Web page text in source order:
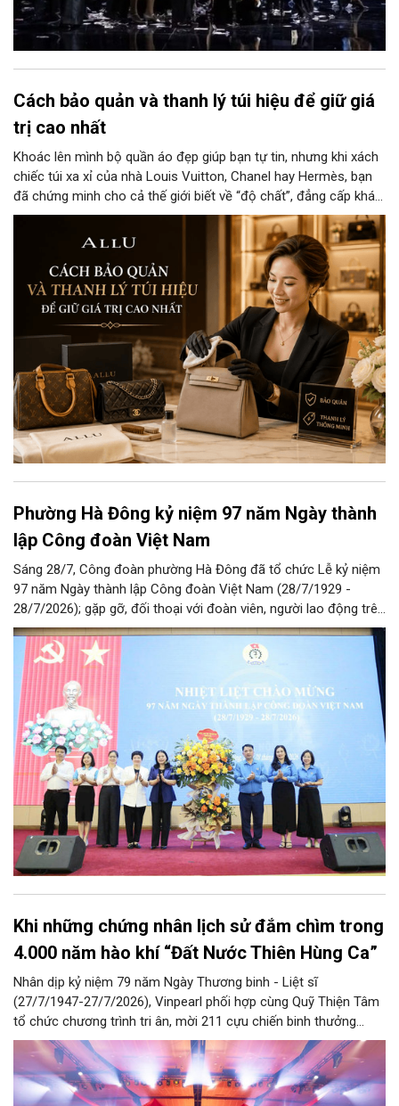
Cách bảo quản và thanh lý túi hiệu để giữ giá
trị cao nhất
Khoác lên mình bộ quần áo đẹp giúp bạn tự tin, nhưng khi xách
chiếc túi xa xỉ của nhà Louis Vuitton, Chanel hay Hermès, bạn
đã chứng minh cho cả thế giới biết về “độ chất”, đẳng cấp khác
biệt và gu thẩm mỹ tinh tế của người chủ sở hữu. Nếu bạn
muốn giữ những chiếc túi này mới nguyên như vừa bóc tem hay
đôi khi cần thanh lý cho các cửa hàng với giá cao thì đừng bỏ
qua cách bảo quản chính xác nhất dưới đây nhé.
Phường Hà Đông kỷ niệm 97 năm Ngày thành
lập Công đoàn Việt Nam
Sáng 28/7, Công đoàn phường Hà Đông đã tổ chức Lễ kỷ niệm
97 năm Ngày thành lập Công đoàn Việt Nam (28/7/1929 -
28/7/2026); gặp gỡ, đối thoại với đoàn viên, người lao động trên
địa bàn và Công bố Quyết định thành lập Công đoàn cơ sở trên
địa bàn.
Khi những chứng nhân lịch sử đắm chìm trong
4.000 năm hào khí “Đất Nước Thiên Hùng Ca”
Nhân dịp kỷ niệm 79 năm Ngày Thương binh - Liệt sĩ
(27/7/1947-27/7/2026), Vinpearl phối hợp cùng Quỹ Thiện Tâm
tổ chức chương trình tri ân, mời 211 cựu chiến binh thưởng
thức show diễn “Đất Nước Thiên Hùng Ca” tại Vinpearl Theatre
Ocean City. Phản hồi xúc động của chính những người từng đi
qua chiến tranh đã góp phần khẳng định ý nghĩa nhân văn và
giá trị lan tỏa của tác phẩm nghệ thuật lấy cảm hứng từ hơn